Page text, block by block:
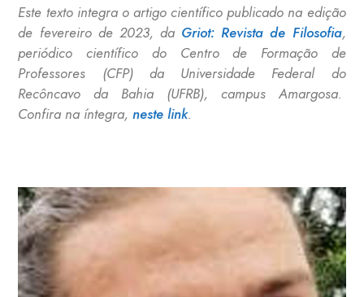
Este texto integra o artigo científico publicado na edição
de fevereiro de 2023, da Griot: Revista de Filosofia,
periódico científico do Centro de Formação de
Professores (CFP) da Universidade Federal do
Recôncavo da Bahia (UFRB), campus Amargosa.
Confira na íntegra,neste link.